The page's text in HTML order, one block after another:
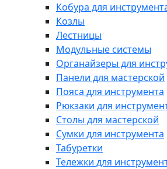
Кобура для
Козлы
Лестницы
Модульные системы
Органайзеры для
Панели для мастерской
Пояса для инструмента
Рюкзаки для
Столы для мастерской
Сумки для инструмента
Табуретки
Тележки для